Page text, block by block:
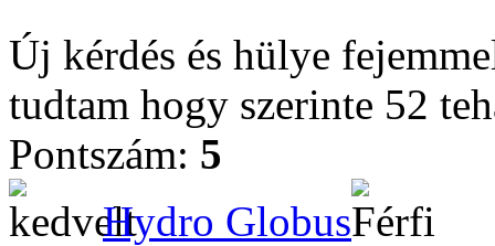
Új kérdés és hülye
tudtam hogy szerinte 52
Pontszám: 5
Hydro Globus